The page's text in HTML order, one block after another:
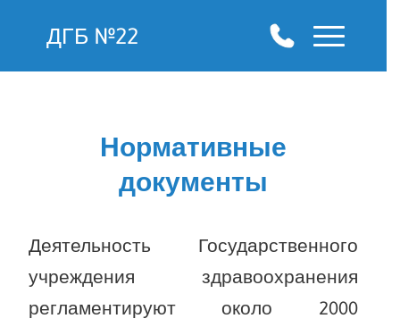
ДГБ №22
Нормативные
документы
Деятельность Государственного
учреждения здравоохранения
регламентируют около 2000